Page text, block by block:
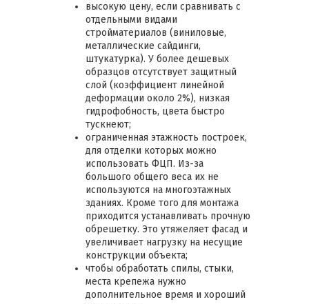
высокую цену, если сравнивать с
отдельными видами
стройматериалов (виниловые,
металлические сайдинги,
штукатурка). У более дешевых
образцов отсутствует защитный
слой (коэффициент линейной
деформации около 2%), низкая
гидрофобность, цвета быстро
тускнеют;
ограниченная этажность построек,
для отделки которых можно
использовать ФЦП. Из-за
большого общего веса их не
используются на многоэтажных
зданиях. Кроме того для монтажа
приходится устанавливать прочную
обрешетку. Это утяжеляет фасад и
увеличивает нагрузку на несущие
конструкции объекта;
чтобы обработать спилы, стыки,
места крепежа нужно
дополнительное время и хороший